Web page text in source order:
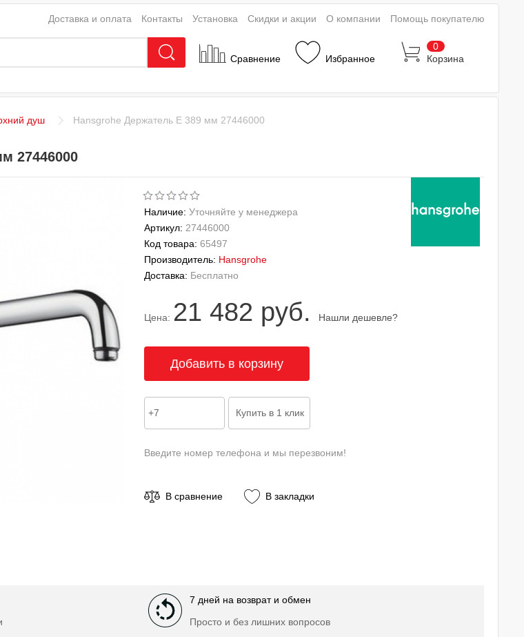
Сравнение Избранное
0
Корзина
Доставка и оплата Контакты Установка Скидки и акции О компании Помощь покупателю
душ Hansgrohe Держатель E 389 мм 27446000
27446000
Наличие: Уточняйте у менеджера
Артикул: 27446000
Код товара: 65497
Производитель: Hansgrohe
Доставка: Бесплатно
Цена: 21 482 руб. Нашли дешевле?
Введите номер телефона и мы перезвоним!
В сравнение В закладки
7 дней на возврат и обмен
Просто и без лишних вопросов